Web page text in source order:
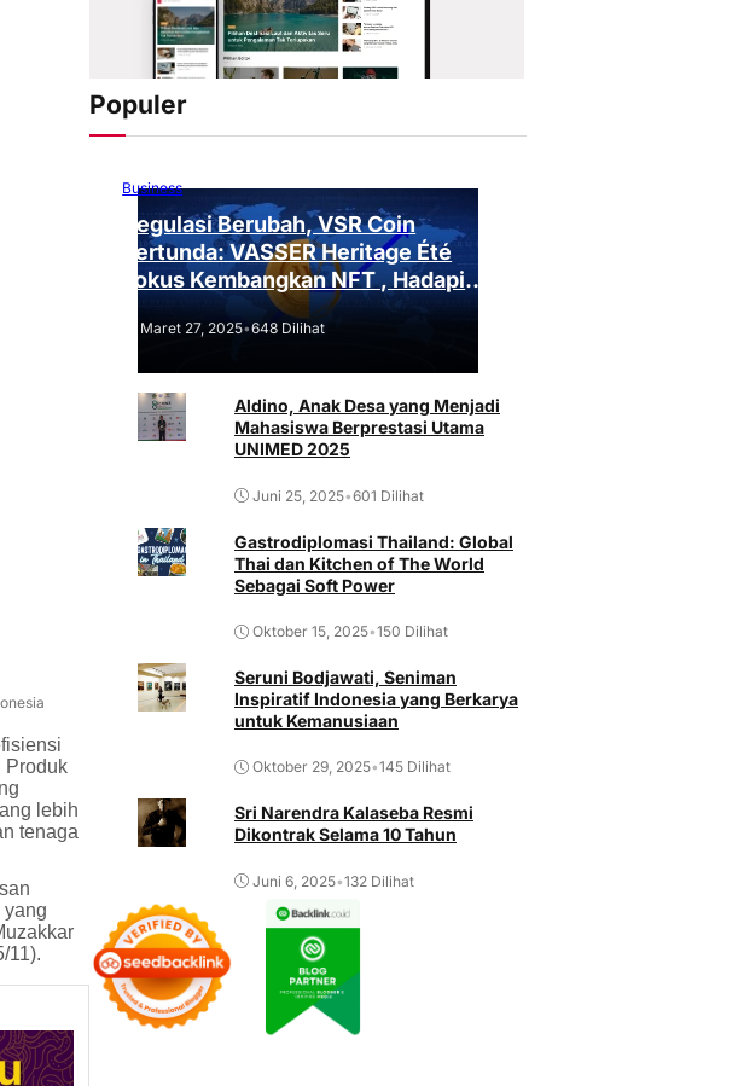
Produk
lebih
tenaga
yang
11).
Populer
Business
Regulasi Berubah, VSR Coin
Tertunda: VASSER Heritage Été
Fokus Kembangkan NFT , Hadapi
Tantangan Regulasi!
Maret 27, 2025•648 Dilihat
Aldino, Anak Desa yang Menjadi
Mahasiswa Berprestasi Utama
UNIMED 2025
Juni 25, 2025•601 Dilihat
Gastrodiplomasi Thailand: Global
Thai dan Kitchen of The World
Sebagai Soft Power
Oktober 15, 2025•150 Dilihat
Seruni Bodjawati, Seniman
Inspiratif Indonesia yang Berkarya
untuk Kemanusiaan
Oktober 29, 2025•145 Dilihat
Sri Narendra Kalaseba Resmi
Dikontrak Selama 10 Tahun
Juni 6, 2025•132 Dilihat